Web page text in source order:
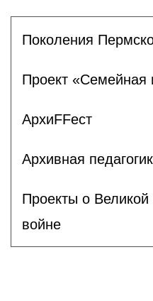
Поколения
Проект «Семейная
АрхиFFест
Архивная
Проекты о Великой
войне